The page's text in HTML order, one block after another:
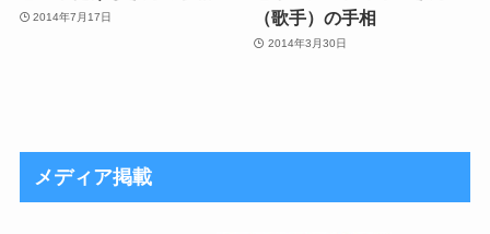
2014年7月17日
（歌手）の手相
2014年3月30日
メディア掲載